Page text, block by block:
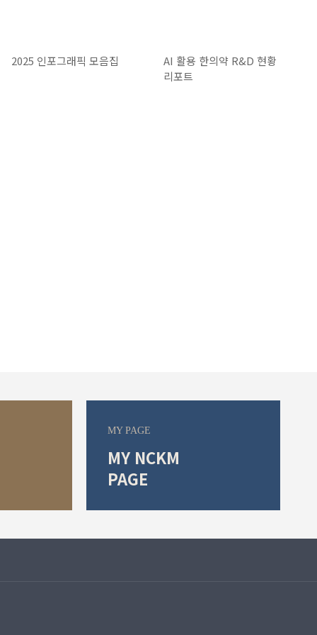
2025 인포그래픽 모음집
AI 활용 한의약 R&D 현황
리포트
MY PAGE
MY NCKM
PAGE